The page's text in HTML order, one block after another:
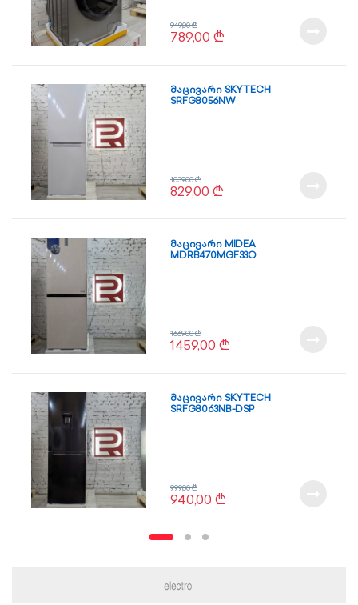
789,00₾
949,00₾
მაცივარი SKYTECH
SRFG8056NW
829,00₾
1039,00₾
მაცივარი MIDEA
MDRB470MGF33O
1459,00 ₾
1669,00₾
მაცივარი SKYTECH
SRFG8063NB-DSP
940,00₾
999,00₾